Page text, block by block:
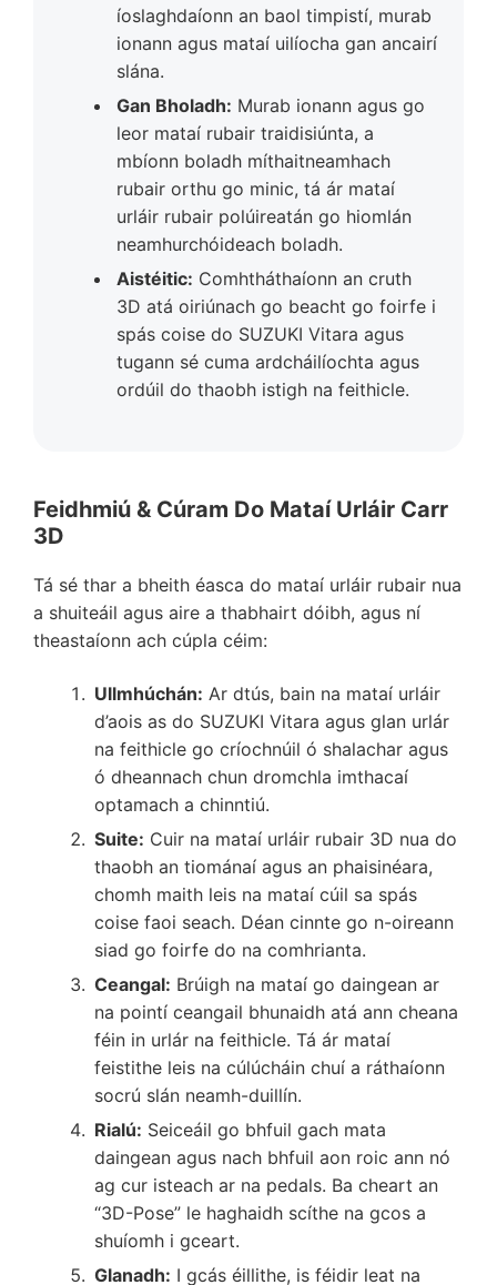
íoslaghdaíonn an baol timpistí, murab
ionann agus mataí uilíocha gan ancairí
slána.
Gan Bholadh: Murab ionann agus go
leor mataí rubair traidisiúnta, a
mbíonn boladh míthaitneamhach
rubair orthu go minic, tá ár mataí
urláir rubair polúireatán go hiomlán
neamhurchóideach boladh.
Aistéitic: Comhtháthaíonn an cruth
3D atá oiriúnach go beacht go foirfe i
spás coise do SUZUKI Vitara agus
tugann sé cuma ardcháilíochta agus
ordúil do thaobh istigh na feithicle.
Feidhmiú & Cúram Do Mataí Urláir Carr
3D
Tá sé thar a bheith éasca do mataí urláir rubair nua
a shuiteáil agus aire a thabhairt dóibh, agus ní
theastaíonn ach cúpla céim:
Ullmhúchán: Ar dtús, bain na mataí urláir
d’aois as do SUZUKI Vitara agus glan urlár
na feithicle go críochnúil ó shalachar agus
ó dheannach chun dromchla imthacaí
optamach a chinntiú.
Suite: Cuir na mataí urláir rubair 3D nua do
thaobh an tiománaí agus an phaisinéara,
chomh maith leis na mataí cúil sa spás
coise faoi seach. Déan cinnte go n-oireann
siad go foirfe do na comhrianta.
Ceangal: Brúigh na mataí go daingean ar
na pointí ceangail bhunaidh atá ann cheana
féin in urlár na feithicle. Tá ár mataí
feistithe leis na cúlúcháin chuí a ráthaíonn
socrú slán neamh-duillín.
Rialú: Seiceáil go bhfuil gach mata
daingean agus nach bhfuil aon roic ann nó
ag cur isteach ar na pedals. Ba cheart an
“3D-Pose” le haghaidh scíthe na gcos a
shuíomh i gceart.
Glanadh: I gcás éillithe, is féidir leat na